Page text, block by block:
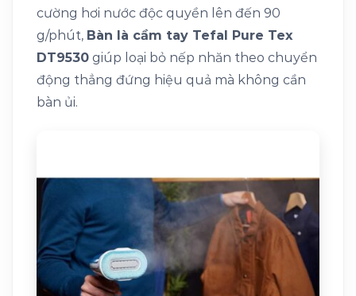
cường hơi nước độc quyền lên đến 90
g/phút, Bàn là cầm tay Tefal Pure Tex
DT9530 giúp loại bỏ nếp nhăn theo chuyển
động thẳng đứng hiệu quả mà không cần
bàn ủi.